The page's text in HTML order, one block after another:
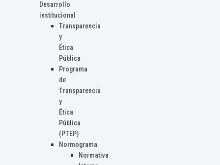
Desarrollo
institucional
Transparencia
y
Ética
Pública
Programa
de
Transparencia
y
Ética
Pública
(PTEP)
Normograma
Normativa